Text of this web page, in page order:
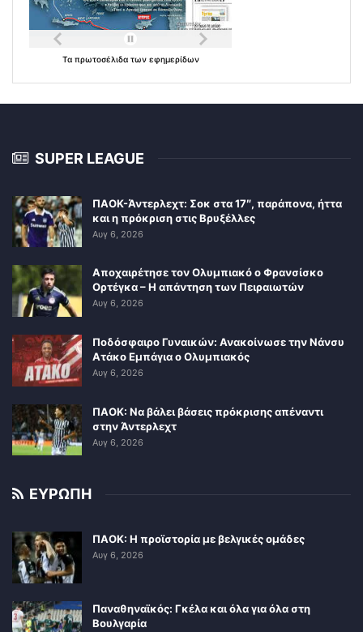
Τα πρωτοσέλιδα των εφημερίδων
SUPER LEAGUE
ΠΑΟΚ-Άντερλεχτ: Σοκ στα 17″, παράπονα, ήττα
και η πρόκριση στις Βρυξέλλες
Αυγ 6, 2026
Αποχαιρέτησε τον Ολυμπιακό ο Φρανσίσκο
Ορτέγκα – Η απάντηση των Πειραιωτών
Αυγ 6, 2026
Ποδόσφαιρο Γυναικών: Ανακοίνωσε την Νάνσυ
Ατάκο Εμπάγια ο Ολυμπιακός
Αυγ 6, 2026
ΠΑΟΚ: Να βάλει βάσεις πρόκρισης απέναντι
στην Άντερλεχτ
Αυγ 6, 2026
ΕΥΡΩΠΗ
ΠΑΟΚ: Η προϊστορία με βελγικές ομάδες
Αυγ 6, 2026
Παναθηναϊκός: Γκέλα και όλα για όλα στη
Βουλγαρία